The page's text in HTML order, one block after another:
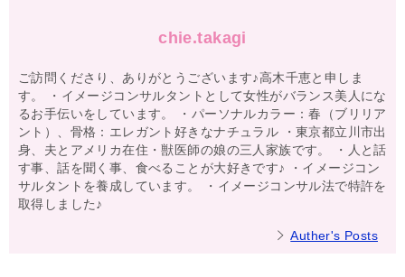
chie.takagi
ご訪問くださり、ありがとうございます♪高木千恵と申しま
す。 ・イメージコンサルタントとして女性がバランス美人にな
るお手伝いをしています。 ・パーソナルカラー：春（ブリリア
ント）、骨格：エレガント好きなナチュラル ・東京都立川市出
身、夫とアメリカ在住・獣医師の娘の三人家族です。 ・人と話
す事、話を聞く事、食べることが大好きです♪ ・イメージコン
サルタントを養成しています。 ・イメージコンサル法で特許を
取得しました♪
Auther's Posts